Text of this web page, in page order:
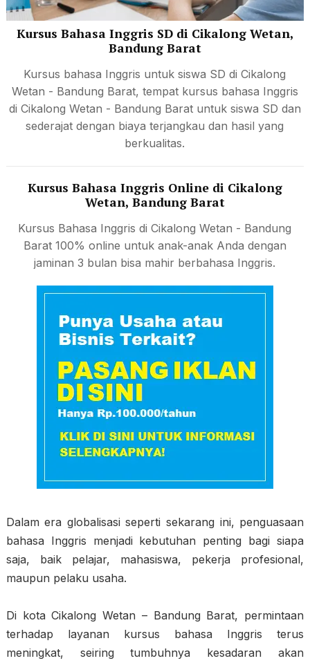
Kursus Bahasa Inggris SD di Cikalong Wetan,
Bandung Barat
Kursus bahasa Inggris untuk siswa SD di Cikalong
Wetan - Bandung Barat, tempat kursus bahasa Inggris
di Cikalong Wetan - Bandung Barat untuk siswa SD dan
sederajat dengan biaya terjangkau dan hasil yang
berkualitas.
Kursus Bahasa Inggris Online di Cikalong
Wetan, Bandung Barat
Kursus Bahasa Inggris di Cikalong Wetan - Bandung
Barat 100% online untuk anak-anak Anda dengan
jaminan 3 bulan bisa mahir berbahasa Inggris.
Dalam era globalisasi seperti sekarang ini, penguasaan
bahasa Inggris menjadi kebutuhan penting bagi siapa
saja, baik pelajar, mahasiswa, pekerja profesional,
maupun pelaku usaha.
Di kota Cikalong Wetan – Bandung Barat, permintaan
terhadap layanan kursus bahasa Inggris terus
meningkat, seiring tumbuhnya kesadaran akan